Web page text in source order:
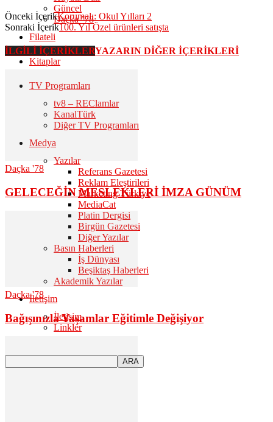
Güncel
Daçka ’78
Filateli
Kitaplar
TV Programları
tv8 – REClamlar
KanalTürk
Diğer TV Programları
Medya
Yazılar
Referans Gazetesi
Reklam Eleştirileri
Marketing Türkiye
MediaCat
Platin Dergisi
Birgün Gazetesi
Diğer Yazılar
Basın Haberleri
İş Dünyası
Beşiktaş Haberleri
Akademik Yazılar
İletişim
İletişim
Linkler
Önceki İçerikKorumalı: Okul Yılları 2
Sonraki İçerik100. Yıl Özel ürünleri satışta
İLGİLİ İÇERİKLERYAZARIN DİĞER İÇERİKLERİ
Daçka '78
GELECEĞİN MESLEKLERİ İMZA GÜNÜM
Daçka '78
Bağışınızla Yaşamlar Eğitimle Değişiyor